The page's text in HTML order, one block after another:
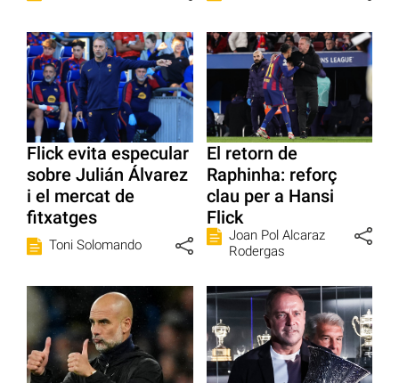
Flick evita especular
sobre Julián Álvarez
i el mercat de
fitxatges
Toni Solomando
El retorn de
Raphinha: reforç
clau per a Hansi
Flick
Joan Pol Alcaraz
Rodergas